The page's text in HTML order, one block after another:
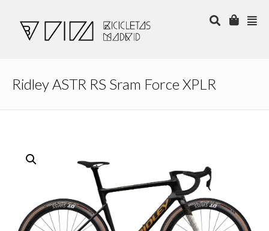
Ridley ASTR RS Sram Force XPLR